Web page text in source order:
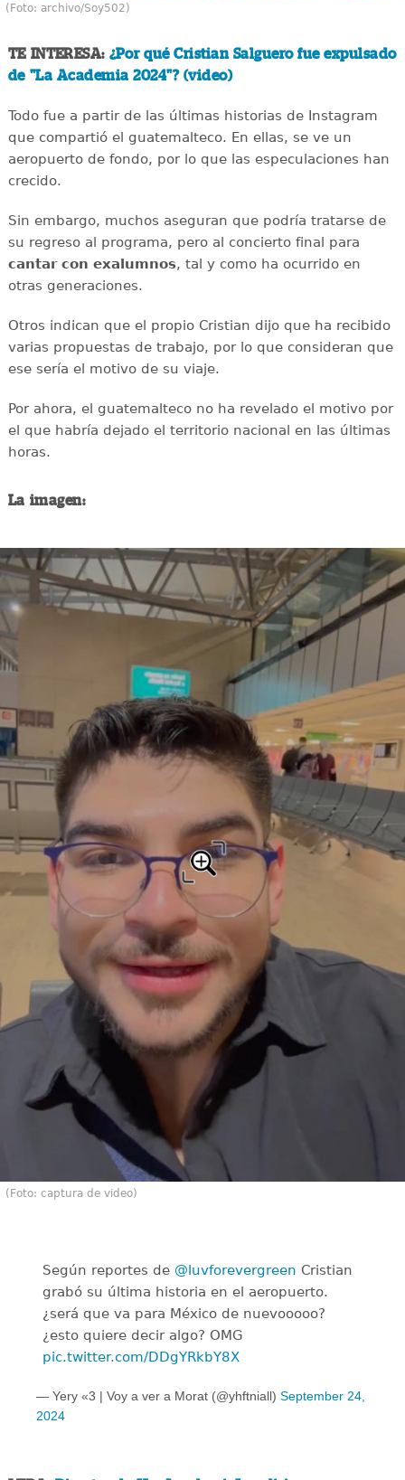
(Foto: archivo/Soy502)
TE INTERESA:¿Por qué Cristian Salguero fue expulsado
de "La Academia 2024"? (video)
Todo fue a partir de las últimas historias de Instagram
que compartió el guatemalteco. En ellas, se ve un
aeropuerto de fondo, por lo que las especulaciones han
crecido.
Sin embargo, muchos aseguran que podría tratarse de
su regreso al programa, pero al concierto final para
cantar con exalumnos, tal y como ha ocurrido en
otras generaciones.
Otros indican que el propio Cristian dijo que ha recibido
varias propuestas de trabajo, por lo que consideran que
ese sería el motivo de su viaje.
Por ahora, el guatemalteco no ha revelado el motivo por
el que habría dejado el territorio nacional en las últimas
horas.
La imagen:
(Foto: captura de video)
Según reportes de @luvforevergreen Cristian
grabó su última historia en el aeropuerto.
¿será que va para México de nuevooooo?
¿esto quiere decir algo? OMG
pic.twitter.com/DDgYRkbY8X
— Yery «3 | Voy a ver a Morat (@yhftniall) September 24,
2024